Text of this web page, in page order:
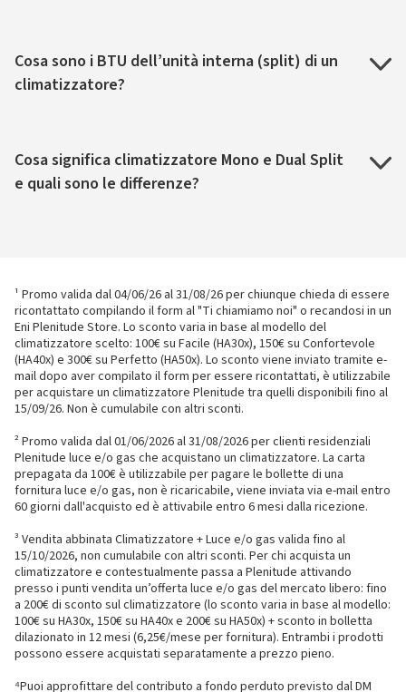
Cosa sono i BTU dell’unità interna (split) di un
climatizzatore?
Cosa significa climatizzatore Mono e Dual Split
e quali sono le differenze?
¹ Promo valida dal 04/06/26 al 31/08/26 per chiunque chieda di essere
ricontattato compilando il form al "Ti chiamiamo noi" o recandosi in un
Eni Plenitude Store. Lo sconto varia in base al modello del
climatizzatore scelto: 100€ su Facile (HA30x), 150€ su Confortevole
(HA40x) e 300€ su Perfetto (HA50x). Lo sconto viene inviato tramite e-
mail dopo aver compilato il form per essere ricontattati, è utilizzabile
per acquistare un climatizzatore Plenitude tra quelli disponibili fino al
15/09/26. Non è cumulabile con altri sconti.
² Promo valida dal 01/06/2026 al 31/08/2026 per clienti residenziali
Plenitude luce e/o gas che acquistano un climatizzatore. La carta
prepagata da 100€ è utilizzabile per pagare le bollette di una
fornitura luce e/o gas, non è ricaricabile, viene inviata via e-mail entro
60 giorni dall'acquisto ed è attivabile entro 6 mesi dalla ricezione.
³ Vendita abbinata Climatizzatore + Luce e/o gas valida fino al
15/10/2026, non cumulabile con altri sconti. Per chi acquista un
climatizzatore e contestualmente passa a Plenitude attivando
presso i punti vendita un’offerta luce e/o gas del mercato libero: fino
a 200€ di sconto sul climatizzatore (lo sconto varia in base al modello:
100€ su HA30x, 150€ su HA40x e 200€ su HA50x) + sconto in bolletta
dilazionato in 12 mesi (6,25€/mese per fornitura). Entrambi i prodotti
possono essere acquistati separatamente a prezzo pieno.
⁴Puoi approfittare del contributo a fondo perduto previsto dal DM